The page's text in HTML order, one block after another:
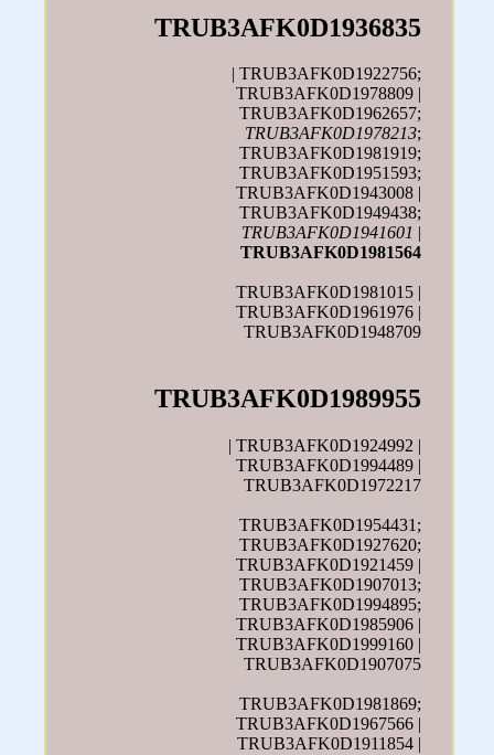
TRUB3AFK0D1936835
| TRUB3AFK0D1922756;
TRUB3AFK0D1978809 |
TRUB3AFK0D1962657;
TRUB3AFK0D1978213;
TRUB3AFK0D1981919;
TRUB3AFK0D1951593;
TRUB3AFK0D1943008 |
TRUB3AFK0D1949438;
TRUB3AFK0D1941601
TRUB3AFK0D1981564
TRUB3AFK0D1981015 |
TRUB3AFK0D1961976 |
TRUB3AFK0D1948709
TRUB3AFK0D1989955
| TRUB3AFK0D1924992 |
TRUB3AFK0D1994489 |
TRUB3AFK0D1972217
TRUB3AFK0D1954431;
TRUB3AFK0D1927620;
TRUB3AFK0D1921459 |
TRUB3AFK0D1907013;
TRUB3AFK0D1994895;
TRUB3AFK0D1985906 |
TRUB3AFK0D1999160 |
TRUB3AFK0D1907075
TRUB3AFK0D1981869;
TRUB3AFK0D1967566 |
TRUB3AFK0D1911854 |